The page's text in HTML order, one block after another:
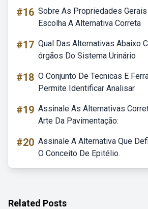
#16 Sobre As Propriedades
Escolha A Alternativa Correta
#17 Qual Das Alternativas Abaixo
órgãos Do Sistema Urinário
#18 O Conjunto De Tecnicas E
Permite Identificar Analisar
#19 Assinale As Alternativas
Arte Da Pavimentação:
#20 Assinale A Alternativa Que
O Conceito De Epitélio.
Related Posts